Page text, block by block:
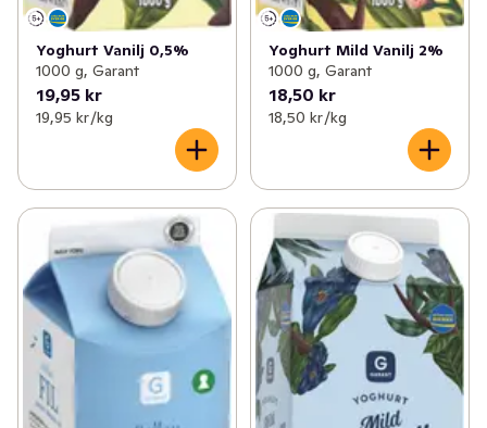
Yoghurt Vanilj 0,5%
1000 g, Garant
19,95 kr
19,95 kr /kg
Yoghurt Mild Vanilj 2%
1000 g, Garant
18,50 kr
18,50 kr /kg